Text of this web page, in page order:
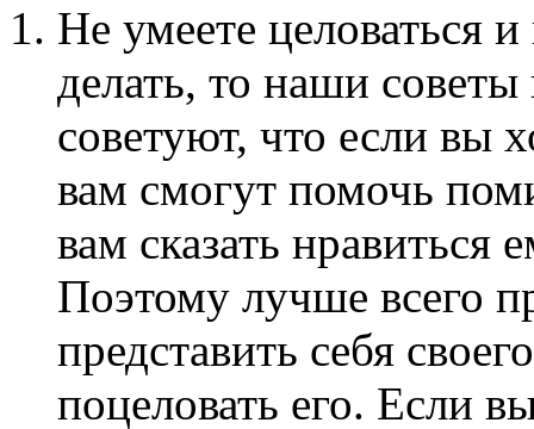
Не умеете целоваться
делать, то наши
советуют, что если вы
вам смогут помочь
вам сказать нравиться
Поэтому лучше всего
представить себя
поцеловать его. Если